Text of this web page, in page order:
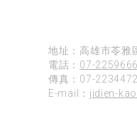
地址：高雄市苓雅
電話： 07-2259666
傳真：07-2234472
E-mail： jidien-